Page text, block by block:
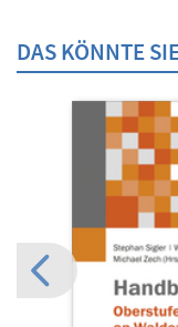
DAS KÖNNTE